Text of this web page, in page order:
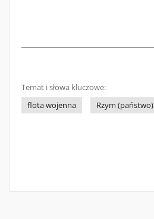
Temat i słowa kluczowe:
flota wojenna
Rzym (państwo)